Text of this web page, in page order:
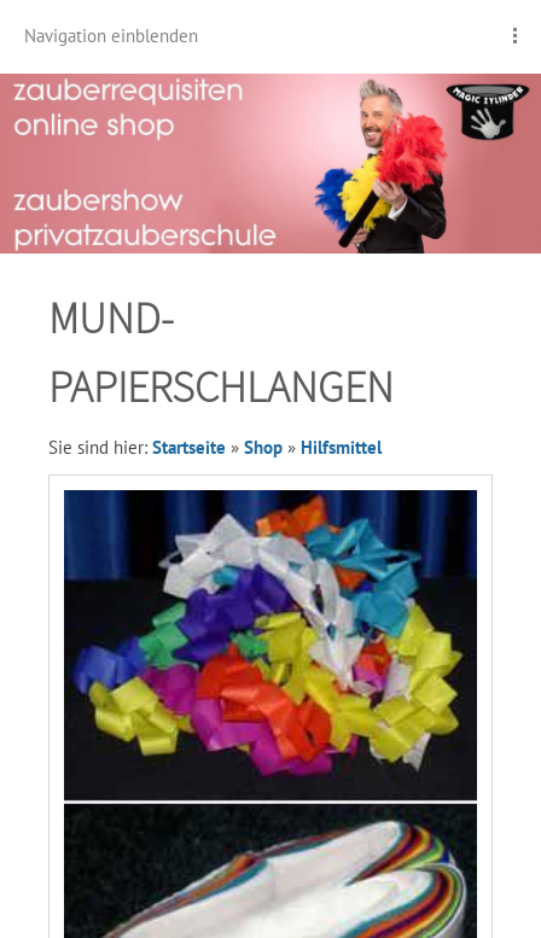
Navigation einblenden
MUND-
PAPIERSCHLANGEN
Sie sind hier: Startseite » Shop » Hilfsmittel